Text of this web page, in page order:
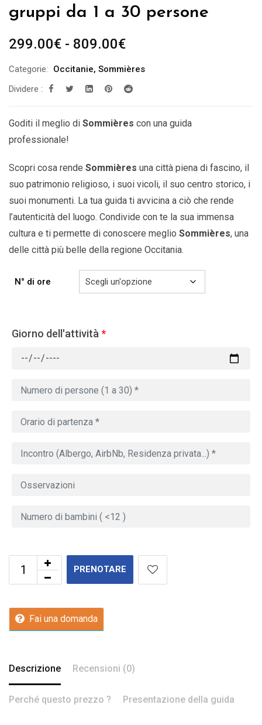
gruppi da 1 a 30 persone
299.00€ - 809.00€Fascia
prezzo:
da
a
Categorie: Occitanie, Sommières
Dividere :
Goditi il ​​meglio di Sommières con una guida
professionale!
Scopri cosa rende Sommières una città piena di fascino, il
suo patrimonio religioso, i suoi vicoli, il suo centro storico, i
suoi monumenti. La tua guida ti avvicina a ciò che rende
l’autenticità del luogo. Condivide con te la sua immensa
cultura e ti permette di conoscere meglio Sommières, una
delle città più belle della regione Occitania.
N° di ore
Giorno dell'attività *
PRENOTARE
Fai una domanda
Descrizione Recensioni (0)
Perché questo prezzo ? Presentazione della guida